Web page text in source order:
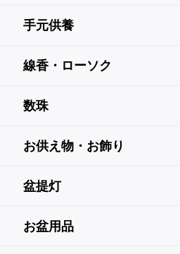
手元供養
線香・ローソク
数珠
お供え物・お飾り
盆提灯
お盆用品